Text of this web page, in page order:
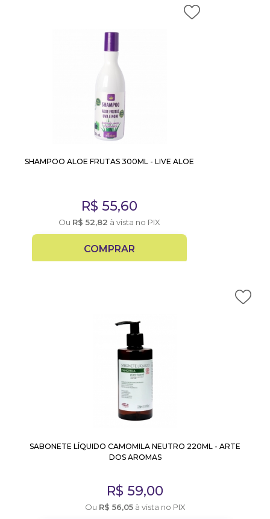
SHAMPOO ALOE FRUTAS 300ML - LIVE ALOE
R$ 55,60
Ou R$ 52,82 à vista no PIX
COMPRAR
SABONETE LÍQUIDO CAMOMILA NEUTRO 220ML - ARTE
DOS AROMAS
R$ 59,00
Ou R$ 56,05à vista no PIX